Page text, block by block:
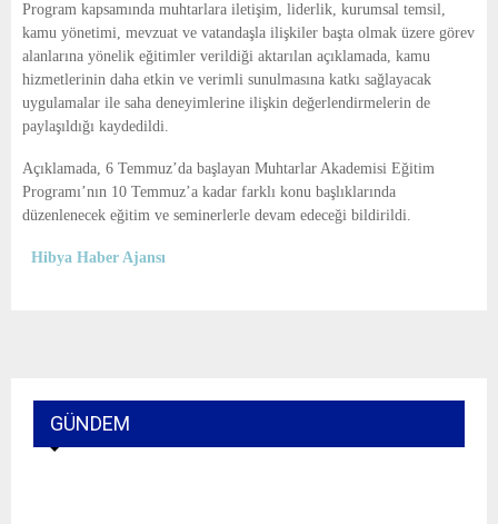
Program kapsamında muhtarlara iletişim, liderlik, kurumsal temsil,
kamu yönetimi, mevzuat ve vatandaşla ilişkiler başta olmak üzere görev
alanlarına yönelik eğitimler verildiği aktarılan açıklamada, kamu
hizmetlerinin daha etkin ve verimli sunulmasına katkı sağlayacak
uygulamalar ile saha deneyimlerine ilişkin değerlendirmelerin de
paylaşıldığı kaydedildi.
Açıklamada, 6 Temmuz’da başlayan Muhtarlar Akademisi Eğitim
Programı’nın 10 Temmuz’a kadar farklı konu başlıklarında
düzenlenecek eğitim ve seminerlerle devam edeceği bildirildi.
Hibya Haber Ajansı
GÜNDEM